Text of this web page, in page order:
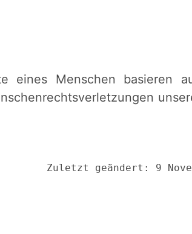
eines Menschen basieren
Zuletzt geändert: 9